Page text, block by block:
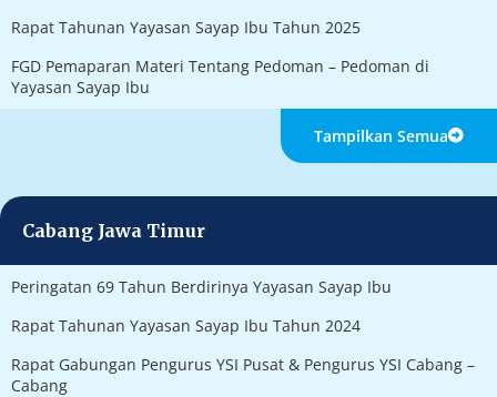
Rapat Tahunan Yayasan Sayap Ibu Tahun 2025
FGD Pemaparan Materi Tentang Pedoman – Pedoman di
Yayasan Sayap Ibu
Tampilkan Semua
Cabang Jawa Timur
Peringatan 69 Tahun Berdirinya Yayasan Sayap Ibu
Rapat Tahunan Yayasan Sayap Ibu Tahun 2024
Rapat Gabungan Pengurus YSI Pusat & Pengurus YSI Cabang –
Cabang